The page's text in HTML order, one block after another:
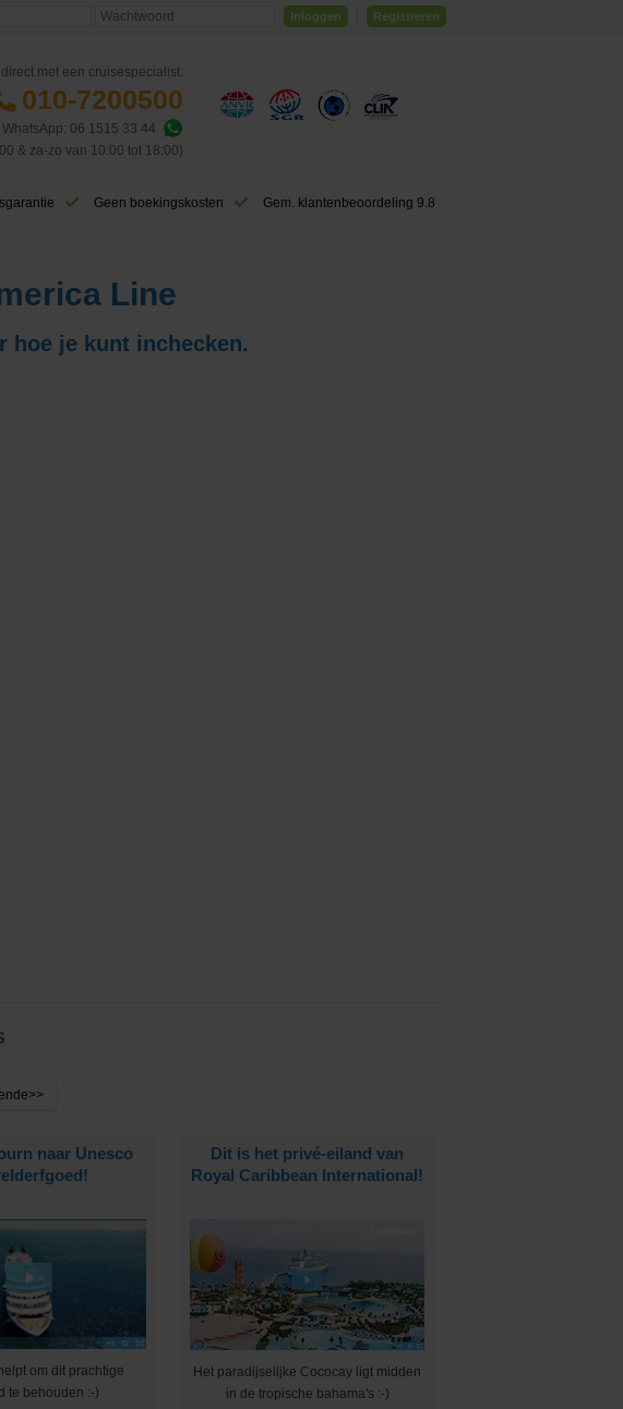
Inloggen Registreren
direct met een cruisespecialist:
010-7200500
06 1515 33 44
& za-zo van 10:00 tot 18:00)
Geen boekingskosten Gem. klantenbeoordeling 9.8
Line
hoe je kunt inchecken.
naar Unesco
om dit prachtige
te behouden :-)
Dit is het privé-eiland van
Royal Caribbean International!
Het paradijselijke Cococay ligt midden
in de tropische bahama's :-)